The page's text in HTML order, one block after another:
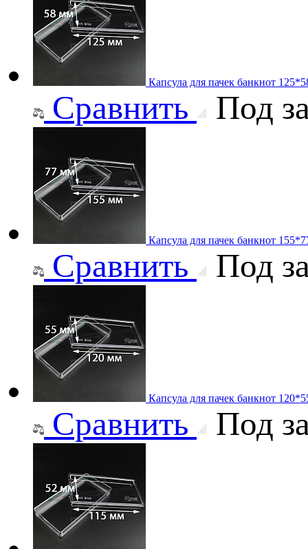
Капсула для пачек банкнот
Сравнить Под
Капсула для пачек банкнот
Сравнить Под
Капсула для пачек банкнот
Сравнить Под